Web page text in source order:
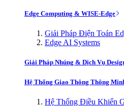
Edge Computing & WISE-Edge
Giải Pháp Điện Toán
Edge AI Systems
Giải Pháp Nhúng & Dịch Vụ
Hệ Thống Giao Thông Thông
Hệ Thống Điều Khiển